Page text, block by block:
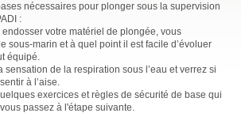
nécessaires pour plonger sous la supervision
:
votre matériel de plongée, vous
sous-marin et à quel point il est facile d’évoluer
équipé.
sensation de la respiration sous l’eau et verrez si
à l’aise.
exercices et règles de sécurité de base qui
passez à l'étape suivante.